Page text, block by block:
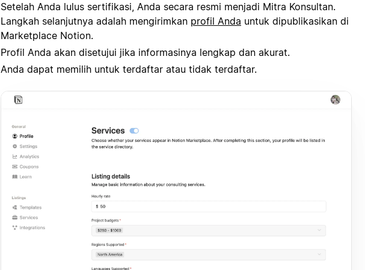
Setelah Anda lulus sertifikasi, Anda secara resmi menjadi Mitra Konsultan.
Langkah selanjutnya adalah mengirimkan profil Anda untuk dipublikasikan di
Marketplace Notion.
Profil Anda akan disetujui jika informasinya lengkap dan akurat.
Anda dapat memilih untuk terdaftar atau tidak terdaftar.